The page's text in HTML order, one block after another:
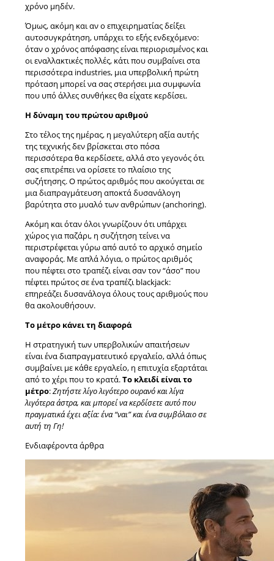
χρόνο μηδέν.
Όμως, ακόμη και αν ο επιχειρηματίας δείξει
αυτοσυγκράτηση, υπάρχει το εξής ενδεχόμενο:
όταν ο χρόνος απόφασης είναι περιορισμένος και
οι εναλλακτικές πολλές, κάτι που συμβαίνει στα
περισσότερα industries, μια υπερβολική πρώτη
πρόταση μπορεί να σας στερήσει μια συμφωνία
που υπό άλλες συνθήκες θα είχατε κερδίσει.
Η δύναμη του πρώτου αριθμού
Στο τέλος της ημέρας, η μεγαλύτερη αξία αυτής
της τεχνικής δεν βρίσκεται στο πόσα
περισσότερα θα κερδίσετε, αλλά στο γεγονός ότι
σας επιτρέπει να ορίσετε το πλαίσιο της
συζήτησης. Ο πρώτος αριθμός που ακούγεται σε
μια διαπραγμάτευση αποκτά δυσανάλογη
βαρύτητα στο μυαλό των ανθρώπων (anchoring).
Ακόμη και όταν όλοι γνωρίζουν ότι υπάρχει
χώρος για παζάρι, η συζήτηση τείνει να
περιστρέφεται γύρω από αυτό το αρχικό σημείο
αναφοράς. Με απλά λόγια, ο πρώτος αριθμός
που πέφτει στο τραπέζι είναι σαν τον “άσο” που
πέφτει πρώτος σε ένα τραπέζι blackjack:
επηρεάζει δυσανάλογα όλους τους αριθμούς που
θα ακολουθήσουν.
Το μέτρο κάνει τη διαφορά
H στρατηγική των υπερβολικών απαιτήσεων
είναι ένα διαπραγματευτικό εργαλείο, αλλά όπως
συμβαίνει με κάθε εργαλείο, η επιτυχία εξαρτάται
από το χέρι που το κρατά.Το κλειδί είναι το
μέτρο:Ζητήστε λίγο λιγότερο ουρανό και λίγα
λιγότερα άστρα, και μπορεί να κερδίσετε αυτό που
πραγματικά έχει αξία: ένα “ναι” και ένα συμβόλαιο σε
αυτή τη Γη!
Ενδιαφέροντα άρθρα